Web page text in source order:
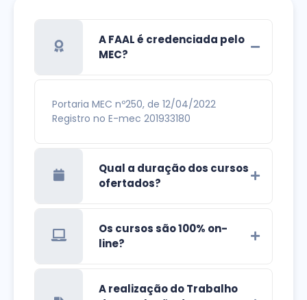
A FAAL é credenciada pelo
MEC?
Portaria MEC nº250, de 12/04/2022
Registro no E-mec 201933180
Qual a duração dos cursos
ofertados?
Os cursos são 100% on-
line?
A realização do Trabalho